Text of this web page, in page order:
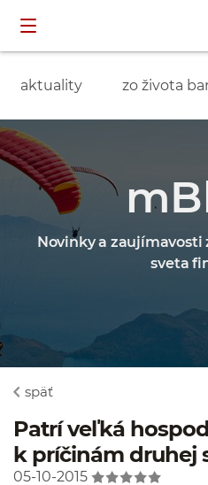
aktuality zo života
Novinky a zaujímavosti
sveta
späť
Patrí veľká
k príčinám druhej
05-10-2015